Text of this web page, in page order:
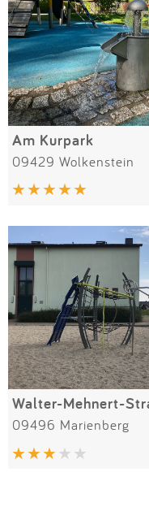
Am Kurpark
09429 Wolkenstein
Walter-Mehnert-
09496 Marienberg